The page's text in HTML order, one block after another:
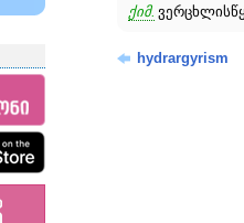
ქიმ.
hydrargyrism